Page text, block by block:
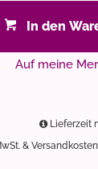
In den
Auf meine
Lieferzeit
&